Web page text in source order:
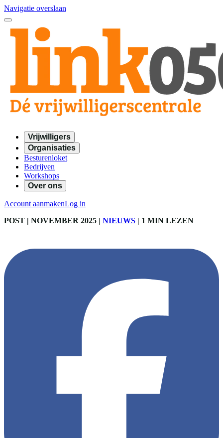
Navigatie overslaan
Vrijwilligers
Organisaties
Besturenloket
Bedrijven
Workshops
Over ons
Account aanmakenLog in
POST | NOVEMBER 2025 | NIEUWS | 1 MIN LEZEN